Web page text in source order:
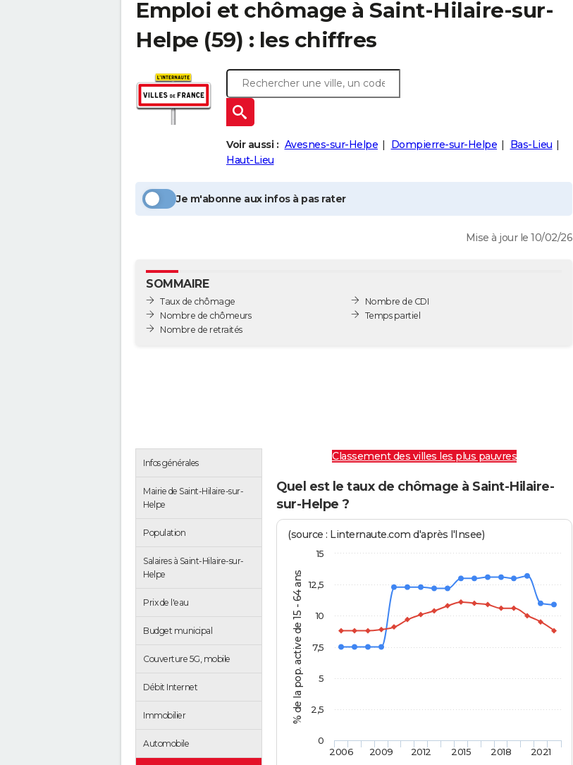
Emploi et chômage à Saint-Hilaire-sur-
Helpe (59) : les chiffres
Voir aussi : Avesnes-sur-Helpe Dompierre-sur-Helpe
Bas-Lieu
Haut-Lieu
Je m'abonne aux infos à pas rater
Mise à jour le 10/02/26
SOMMAIRE
Taux de chômage
Nombre de chômeurs
Nombre de retraités
Nombre de CDI
Temps partiel
Infos générales
Mairie de Saint-Hilaire-sur-
Helpe
Population
Salaires à Saint-Hilaire-sur-
Helpe
Prix de l'eau
Budget municipal
Couverture 5G, mobile
Débit Internet
Immobilier
Automobile
Classement des villes les plus pauvres
Quel est le taux de chômage à Saint-Hilaire-
sur-Helpe ?
% de la pop. active de 15 - 64 ans
(source : Linternaute.com d'après l'Insee)
2006 2009 2012 2015 2018 2021
0
2,5
5
7,5
10
12,5
15